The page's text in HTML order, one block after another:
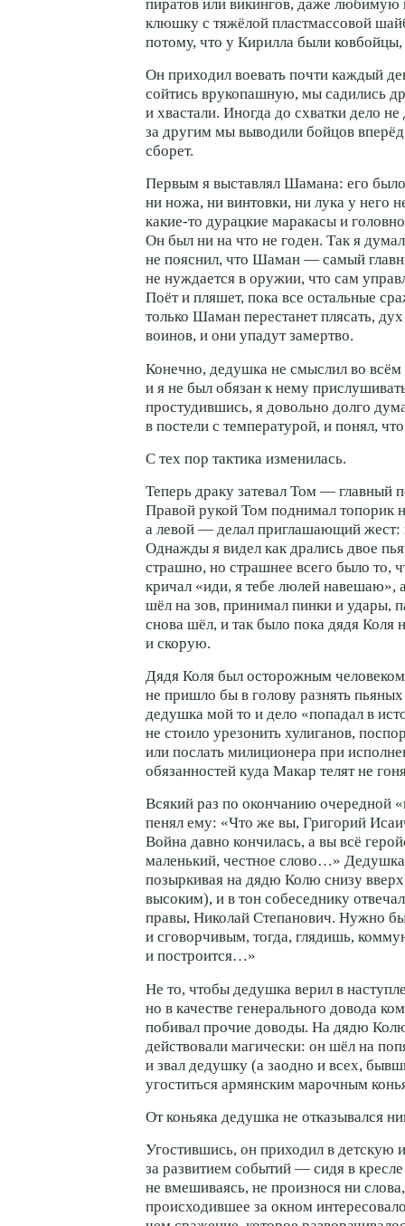
пиратов или викингов, даже любимую
клюшку с тяжёлой пластмассовой
потому, что у Кирилла были
Он приходил воевать почти каждый
сойтись врукопашную, мы садились
и хвастали. Иногда до схватки дело
за другим мы выводили бойцов
сборет.
Первым я выставлял Шамана: его
ни ножа, ни винтовки, ни лука у него
какие-то дурацкие маракасы и
Он был ни на что не годен. Так я
не пояснил, что Шаман — самый
не нуждается в оружии, что сам
Поёт и пляшет, пока все остальные
только Шаман перестанет плясать,
воинов, и они упадут замертво.
Конечно, дедушка не смыслил во всём
и я не был обязан к нему
простудившись, я довольно долго
в постели с температурой, и понял,
С тех пор тактика изменилась.
Теперь драку затевал Том — главный
Правой рукой Том поднимал топорик
а левой — делал приглашающий жест:
Однажды я видел как дрались двое
страшно, но страшнее всего было то,
кричал «иди, я тебе люлей навешаю»,
шёл на зов, принимал пинки и удары,
снова шёл, и так было пока дядя Коля
и скорую.
Дядя Коля был осторожным
не пришло бы в голову разнять
дедушка мой то и дело «попадал в
не стоило урезонить хулиганов,
или послать милиционера при
обязанностей куда Макар телят не
Всякий раз по окончанию очередной
пенял ему: «Что же вы, Григорий
Война давно кончилась, а вы всё
маленький, честное слово…» Дедушка
позыркивая на дядю Колю снизу
высоким), и в тон собеседнику
правы, Николай Степанович. Нужно
и сговорчивым, тогда, глядишь,
и построится…»
Не то, чтобы дедушка верил в
но в качестве генерального довода
побивал прочие доводы. На дядю
действовали магически: он шёл на
и звал дедушку (а заодно и всех,
угоститься армянским марочным
От коньяка дедушка не отказывался
Угостившись, он приходил в детскую
за развитием событий — сидя в
не вмешиваясь, не произнося ни
происходившее за окном